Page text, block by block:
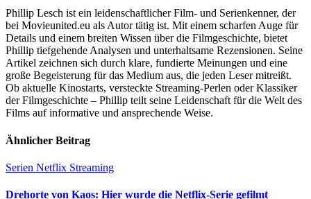
Phillip Lesch ist ein leidenschaftlicher Film- und Serienkenner, der
bei Movieunited.eu als Autor tätig ist. Mit einem scharfen Auge für
Details und einem breiten Wissen über die Filmgeschichte, bietet
Phillip tiefgehende Analysen und unterhaltsame Rezensionen. Seine
Artikel zeichnen sich durch klare, fundierte Meinungen und eine
große Begeisterung für das Medium aus, die jeden Leser mitreißt.
Ob aktuelle Kinostarts, versteckte Streaming-Perlen oder Klassiker
der Filmgeschichte – Phillip teilt seine Leidenschaft für die Welt des
Films auf informative und ansprechende Weise.
Ähnlicher Beitrag
Serien Netflix Streaming
Drehorte von Kaos: Hier wurde die Netflix-Serie gefilmt